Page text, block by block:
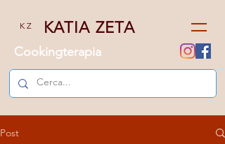
K Z KATIA ZETA
Cookingterapia
Post